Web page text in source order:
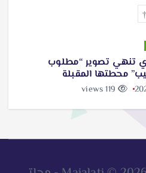
تنهي تصوير “مطلوب
محطتها المقبلة
119 views